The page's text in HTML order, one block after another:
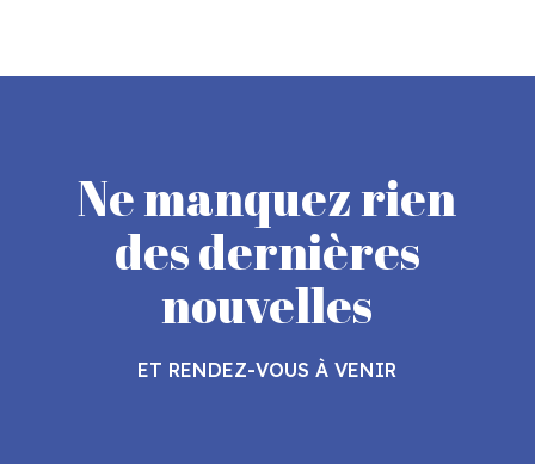
Ne manquez rien
des dernières
nouvelles
ET RENDEZ-VOUS À VENIR